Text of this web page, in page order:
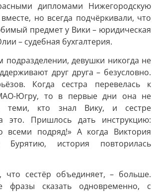
дипломами Нижегородскую
но всегда подчёркивали, что
предмет у Вики – юридическая
– судебная бухгалтерия.
подразделении, девушки никогда не
друг друга – безусловно.
Когда сестра перевелась к
Югру, то в первые дни она не
теми, кто знал Вику, и сестре
это. Пришлось дать инструкцию:
всеми подряд!» А когда Виктория
Бурятию, история повторилась
сестёр объединяет, – больше.
фразы сказать одновременно, с